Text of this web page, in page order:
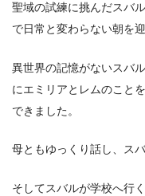
聖域の試練に挑んだスバ
で日常と変わらない朝を迎
異世界の記憶がないスバ
にエミリアとレムのこと
できました。
母ともゆっくり話し、ス
そしてスバルが学校へ行